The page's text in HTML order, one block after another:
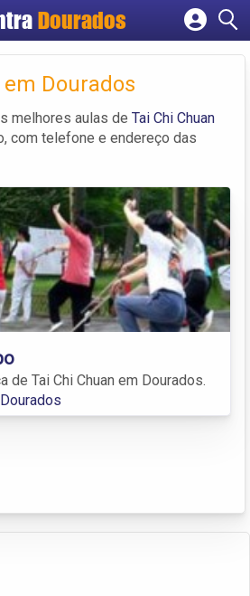
Dourados
Cadastrar empresa
Criar conta
Dourados
melhores aulas de Tai Chi Chuan
com telefone e endereço das
de Tai Chi Chuan em Dourados.